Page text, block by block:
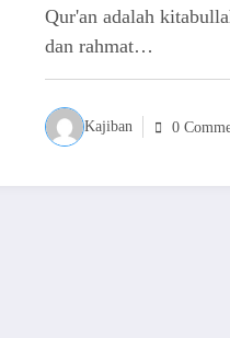
Qur'an adalah
dan rahmat…
Kajiban 0